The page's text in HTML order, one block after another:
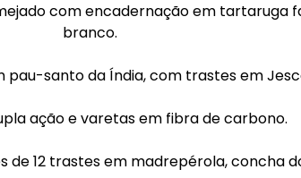
com encadernação em tartaruga
branco.
santo da Índia, com trastes em
ação e varetas em fibra de carbono.
12 trastes em madrepérola, concha